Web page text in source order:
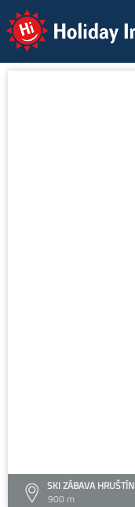
Holiday Info
SKI ZÁBAVA HRUŠTÍN
900 m